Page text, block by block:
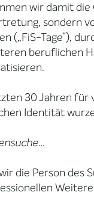
wir damit
sondern
(„FiS-Tage“),
beruflichen
30 Jahren
Identität
die Person